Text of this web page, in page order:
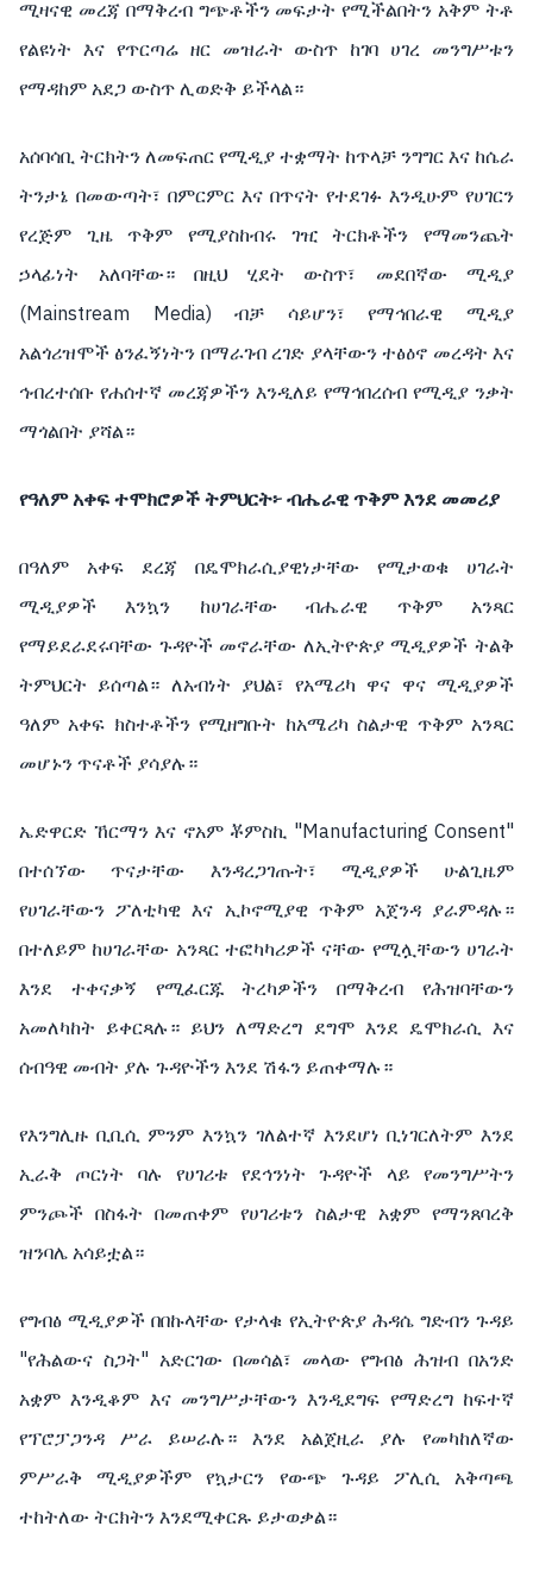
ሚዛናዊ መረጃ በማቅረብ ግጭቶችን መፍታት የሚችልበትን አቅም ትቶ
የልዩነት እና የጥርጣሬ ዘር መዝራት ውስጥ ከገባ ሀገረ መንግሥቱን
የማዳከም አደጋ ውስጥ ሊወድቅ ይችላል።
አሰባሳቢ ትርክትን ለመፍጠር የሚዲያ ተቋማት ከጥላቻ ንግግር እና ከሴራ
ትንታኔ በመውጣት፣ በምርምር እና በጥናት የተደገፉ እንዲሁም የሀገርን
የረጅም ጊዜ ጥቅም የሚያስከብሩ ገዢ ትርክቶችን የማመንጨት
ኃላፊነት አለባቸው። በዚህ ሂደት ውስጥ፣ መደበኛው ሚዲያ
(Mainstream Media) ብቻ ሳይሆን፣ የማኅበራዊ ሚዲያ
አልጎሪዝሞች ፅንፈኝነትን በማራገብ ረገድ ያላቸውን ተፅዕኖ መረዳት እና
ኅብረተሰቡ የሐሰተኛ መረጃዎችን እንዲለይ የማኅበረሰብ የሚዲያ ንቃት
ማጎልበት ያሻል።
የዓለም አቀፍ ተሞክሮዎች ትምህርት፦ ብሔራዊ ጥቅም እንደ መመሪያ
በዓለም አቀፍ ደረጃ በዴሞክራሲያዊነታቸው የሚታወቁ ሀገራት
ሚዲያዎች እንኳን ከሀገራቸው ብሔራዊ ጥቅም አንጻር
የማይደራደሩባቸው ጉዳዮች መኖራቸው ለኢትዮጵያ ሚዲያዎች ትልቅ
ትምህርት ይሰጣል። ለአብነት ያህል፣ የአሜሪካ ዋና ዋና ሚዲያዎች
ዓለም አቀፍ ክስተቶችን የሚዘግቡት ከአሜሪካ ስልታዊ ጥቅም አንጻር
መሆኑን ጥናቶች ያሳያሉ።
ኤድዋርድ ኸርማን እና ኖአም ቾምስኪ "Manufacturing Consent"
በተሰኘው ጥናታቸው እንዳረጋገጡት፣ ሚዲያዎች ሁልጊዜም
የሀገራቸውን ፖለቲካዊ እና ኢኮኖሚያዊ ጥቅም አጀንዳ ያራምዳሉ።
በተለይም ከሀገራቸው አንጻር ተፎካካሪዎች ናቸው የሚሏቸውን ሀገራት
እንደ ተቀናቃኝ የሚፈርጁ ትረካዎችን በማቅረብ የሕዝባቸውን
አመለካከት ይቀርጻሉ። ይህን ለማድረግ ደግሞ እንደ ዴሞክራሲ እና
ሰብዓዊ መብት ያሉ ጉዳዮችን እንደ ሽፋን ይጠቀማሉ።
የእንግሊዙ ቢቢሲ ምንም እንኳን ገለልተኛ እንደሆነ ቢነገርለትም እንደ
ኢራቅ ጦርነት ባሉ የሀገሪቱ የደኅንነት ጉዳዮች ላይ የመንግሥትን
ምንጮች በስፋት በመጠቀም የሀገሪቱን ስልታዊ አቋም የማንጸባረቅ
ዝንባሌ አሳይቷል።
የግብፅ ሚዲያዎች በበኩላቸው የታላቁ የኢትዮጵያ ሕዳሴ ግድብን ጉዳይ
"የሕልውና ስጋት" አድርገው በመሳል፣ መላው የግብፅ ሕዝብ በአንድ
አቋም እንዲቆም እና መንግሥታቸውን እንዲደግፍ የማድረግ ከፍተኛ
የፕሮፓጋንዳ ሥራ ይሠራሉ። እንደ አልጀዚራ ያሉ የመካከለኛው
ምሥራቅ ሚዲያዎችም የኳታርን የውጭ ጉዳይ ፖሊሲ አቅጣጫ
ተከትለው ትርክትን እንደሚቀርጹ ይታወቃል።